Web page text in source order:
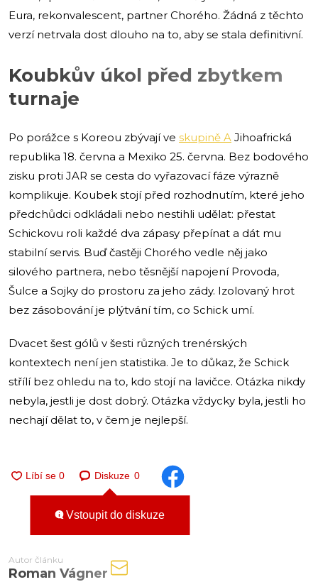
Eura, rekonvalescent, partner Chorého. Žádná z těchto
verzí netrvala dost dlouho na to, aby se stala definitivní.
Koubkův úkol před zbytkem
turnaje
Po porážce s Koreou zbývají ve skupině A Jihoafrická
republika 18. června a Mexiko 25. června. Bez bodového
zisku proti JAR se cesta do vyřazovací fáze výrazně
komplikuje. Koubek stojí před rozhodnutím, které jeho
předchůdci odkládali nebo nestihli udělat: přestat
Schickovu roli každé dva zápasy přepínat a dát mu
stabilní servis. Buď častěji Chorého vedle něj jako
silového partnera, nebo těsnější napojení Provoda,
Šulce a Sojky do prostoru za jeho zády. Izolovaný hrot
bez zásobování je plýtvání tím, co Schick umí.
Dvacet šest gólů v šesti různých trenérských
kontextech není jen statistika. Je to důkaz, že Schick
střílí bez ohledu na to, kdo stojí na lavičce. Otázka nikdy
nebyla, jestli je dost dobrý. Otázka vždycky byla, jestli ho
nechají dělat to, v čem je nejlepší.
Diskuze 0
Vstoupit do diskuze
Autor článku
Roman Vágner